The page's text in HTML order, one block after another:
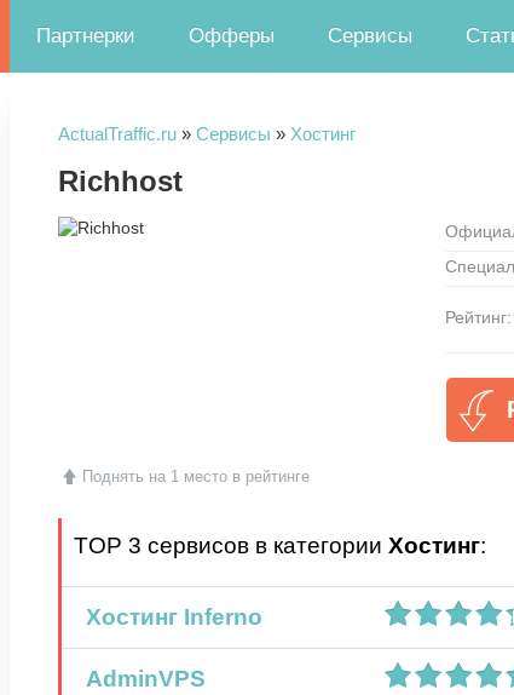
Партнерки Офферы Сервисы
ActualTraffic.ru » Сервисы » Хостинг
Richhost
Поднять на 1 место в рейтинге
Рейтинг:
TOP 3 сервисов в категории Хостинг:
Хостинг Inferno
AdminVPS